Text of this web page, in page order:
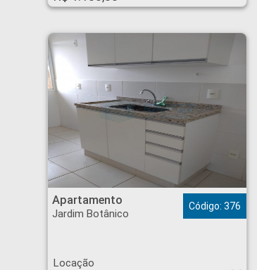
Apartamento - Jardim Botânico - Ribeirão Preto
Apartamento
Jardim Botânico
Código: 376
Locação